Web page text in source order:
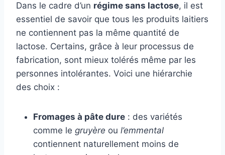
Dans le cadre d’un régime sans lactose, il est
essentiel de savoir que tous les produits laitiers
ne contiennent pas la même quantité de
lactose. Certains, grâce à leur processus de
fabrication, sont mieux tolérés même par les
personnes intolérantes. Voici une hiérarchie
des choix :
Fromages à pâte dure : des variétés
comme le gruyère ou l’emmental
contiennent naturellement moins de